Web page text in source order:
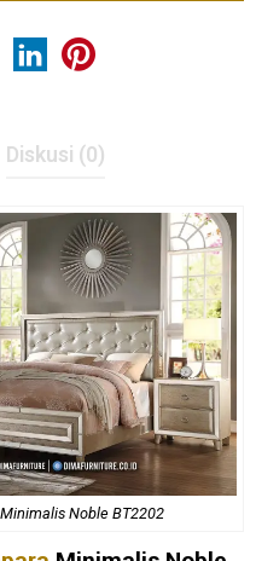
Diskusi (0)
Minimalis Noble BT2202